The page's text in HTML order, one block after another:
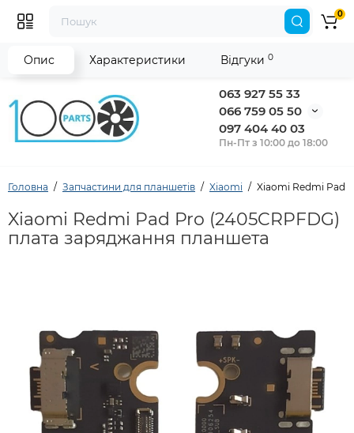
063 927 55 33
066 759 05 50
097 404 40 03
Пн-Пт з 10:00 до 18:00
0
Головна Запчастини для планшетів Xiaomi Xiaomi Redmi Pad
Xiaomi Redmi Pad Pro (2405CRPFDG)
плата заряджання планшета
Опис Характеристики Відгуки 0